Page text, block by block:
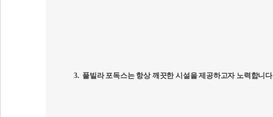
3. 풀빌라 포독스는 항상 깨끗한 시설을 제공하고자 노력합니다